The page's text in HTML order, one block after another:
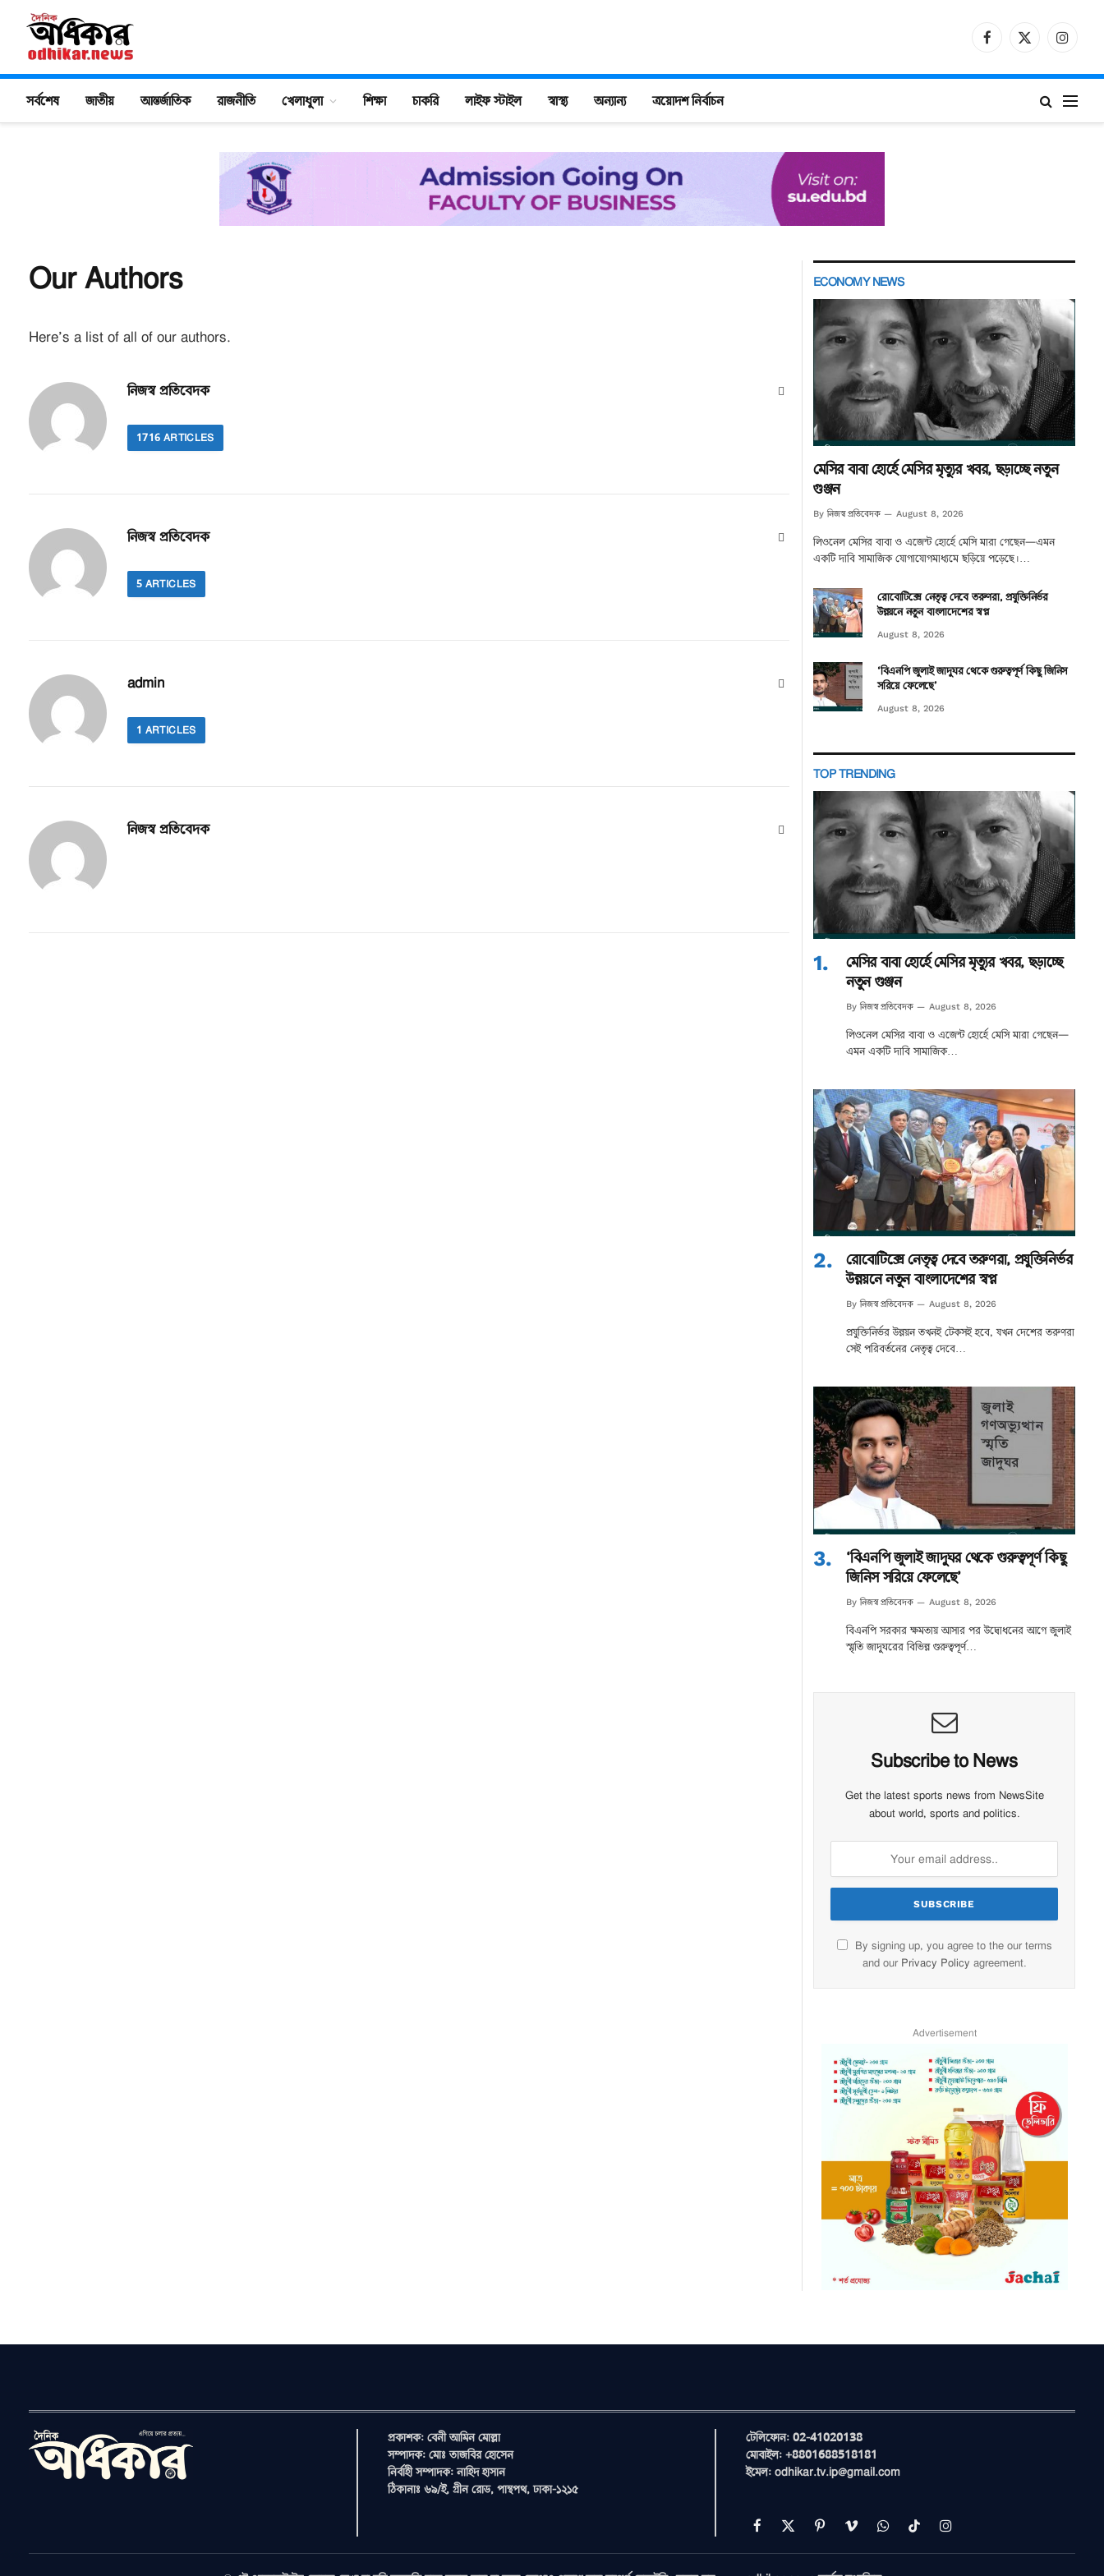
Facebook
X
সর্বশেষ জাতীয় আন্তর্জাতিক রাজনীতি খেলাধুলা শিক্ষা চাকরি লাইফ স্টাইল স্বাস্থ্য অন্যান্য ত্রয়োদশ নির্বাচন
Our Authors
Here’s a list of all of our authors.
নিজস্ব প্রতিবেদক Website
1716 ARTICLES
নিজস্ব প্রতিবেদক Website
5 ARTICLES
admin Website
1 ARTICLES
নিজস্ব প্রতিবেদক Website
ECONOMY NEWS
মেসির বাবা হোর্হে মেসির মৃত্যুর খবর, ছড়াচ্ছে নতুন
গুঞ্জন
By নিজস্ব প্রতিবেদক August 8, 2026
লিওনেল মেসির বাবা ও এজেন্ট হোর্হে মেসি মারা গেছেন—এমন
একটি দাবি সামাজিক যোগাযোগমাধ্যমে ছড়িয়ে পড়েছে।…
রোবোটিক্সে নেতৃত্ব দেবে তরুণরা, প্রযুক্তিনির্ভর
উন্নয়নে নতুন বাংলাদেশের স্বপ্ন
August 8, 2026
‘বিএনপি জুলাই জাদুঘর থেকে গুরুত্বপূর্ণ কিছু জিনিস
সরিয়ে ফেলেছে’
August 8, 2026
TOP TRENDING
মেসির বাবা হোর্হে মেসির মৃত্যুর খবর, ছড়াচ্ছে
নতুন গুঞ্জন
By নিজস্ব প্রতিবেদক August 8, 2026
লিওনেল মেসির বাবা ও এজেন্ট হোর্হে মেসি মারা গেছেন—
এমন একটি দাবি সামাজিক…
রোবোটিক্সে নেতৃত্ব দেবে তরুণরা, প্রযুক্তিনির্ভর
উন্নয়নে নতুন বাংলাদেশের স্বপ্ন
By নিজস্ব প্রতিবেদক August 8, 2026
প্রযুক্তিনির্ভর উন্নয়ন তখনই টেকসই হবে, যখন দেশের তরুণরা
সেই পরিবর্তনের নেতৃত্ব দেবে…
‘বিএনপি জুলাই জাদুঘর থেকে গুরুত্বপূর্ণ কিছু
জিনিস সরিয়ে ফেলেছে’
By নিজস্ব প্রতিবেদক August 8, 2026
বিএনপি সরকার ক্ষমতায় আসার পর উদ্বোধনের আগে জুলাই
স্মৃতি জাদুঘরের বিভিন্ন গুরুত্বপূর্ণ…
Subscribe to News
Get the latest sports news from NewsSite
about world, sports and politics.
By signing up, you agree to the our terms
and our Privacy Policy agreement.
Advertisement
প্রকাশক: বেনী আমিন মোল্লা
সম্পাদক: মোঃ তাজবির হোসেন
নির্বাহী সম্পাদক: নাহিদ হাসান
ঠিকানাঃ ৬৯/ই, গ্রীন রোড, পান্থপথ, ঢাকা-১২১৫
টেলিফোন: 02-41020138
মোবাইল: +8801688518181
ইমেল: odhikar.tv.ip@gmail.com
Facebook
X
(Twitter)
PinterestVimeoWhatsAppTikTokInstagram